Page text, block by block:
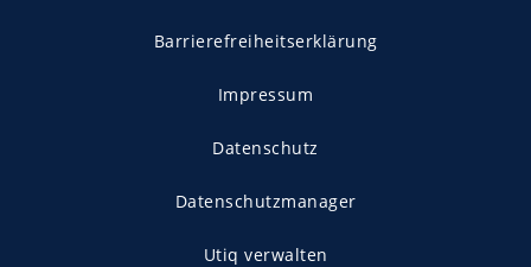
Barrierefreiheitserklärung
Impressum
Datenschutz
Datenschutzmanager
Utiq verwalten